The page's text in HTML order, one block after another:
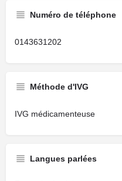
Numéro de téléphone
0143631202
Méthode d'IVG
IVG médicamenteuse
Langues parlées